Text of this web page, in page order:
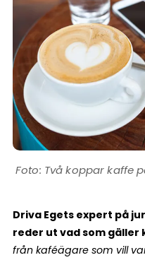
Två koppar kaffe
Driva Egets expert på
reder ut vad som gäller
från kaféägare som vill